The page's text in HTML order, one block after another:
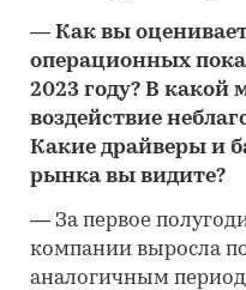
— Как вы
операционных
2023 году? В какой
воздействие
Какие драйверы и
рынка вы видите?
— За первое
компании выросла
аналогичным